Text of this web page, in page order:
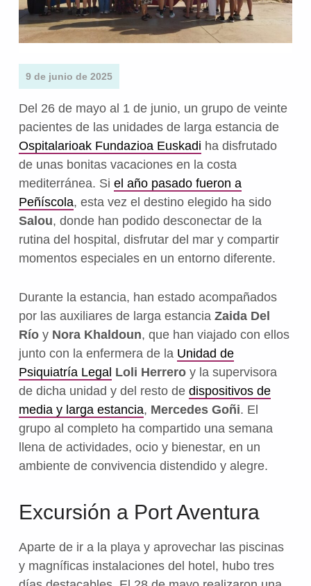
9 de junio de 2025
Del 26 de mayo al 1 de junio, un grupo de veinte
pacientes de las unidades de larga estancia de
Ospitalarioak Fundazioa Euskadi ha disfrutado
de unas bonitas vacaciones en la costa
mediterránea. Si el año pasado fueron a
Peñíscola, esta vez el destino elegido ha sido
Salou, donde han podido desconectar de la
rutina del hospital, disfrutar del mar y compartir
momentos especiales en un entorno diferente.
Durante la estancia, han estado acompañados
por las auxiliares de larga estancia Zaida Del
Ríoy Nora Khaldoun, que han viajado con ellos
junto con la enfermera de la Unidad de
Psiquiatría Legal Loli Herrero y la supervisora
de dicha unidad y del resto de dispositivos de
media y larga estancia, Mercedes Goñi. El
grupo al completo ha compartido una semana
llena de actividades, ocio y bienestar, en un
ambiente de convivencia distendido y alegre.
Excursión a Port Aventura
Aparte de ir a la playa y aprovechar las piscinas
y magníficas instalaciones del hotel, hubo tres